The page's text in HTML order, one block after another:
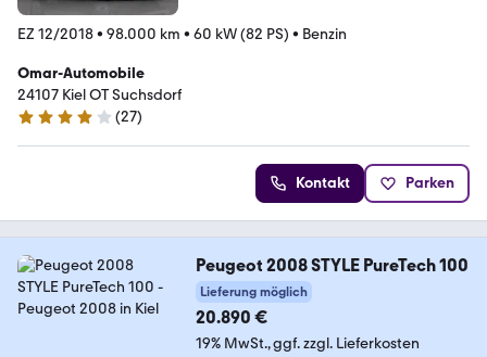
EZ 12/2018• 98.000 km • 60 kW (82 PS) • Benzin
Omar-Automobile
24107 Kiel OT Suchsdorf
3.9 Sterne
(27)
Kontakt Parken
Peugeot 2008 STYLE PureTech 100
Lieferung möglich
20.890 €
19% MwSt. ggf. zzgl. Lieferkosten